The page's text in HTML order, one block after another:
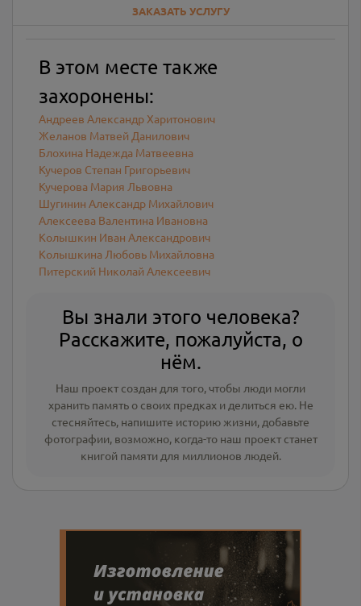
ЗАКАЗАТЬ УСЛУГУ
В этом месте также
захоронены:
Андреев Александр Харитонович
Желанов Матвей Данилович
Блохина Надежда Матвеевна
Кучеров Степан Григорьевич
Кучерова Мария Львовна
Шугинин Александр Михайлович
Алексеева Валентина Ивановна
Колышкин Иван Александрович
Колышкина Любовь Михайловна
Питерский Николай Алексеевич
Вы знали этого человека?
Расскажите, пожалуйста, о
нём.
Наш проект создан для того, чтобы люди могли
хранить память о своих предках и делиться ею. Не
стесняйтесь, напишите историю жизни, добавьте
фотографии, возможно, когда-то наш проект станет
книгой памяти для миллионов людей.